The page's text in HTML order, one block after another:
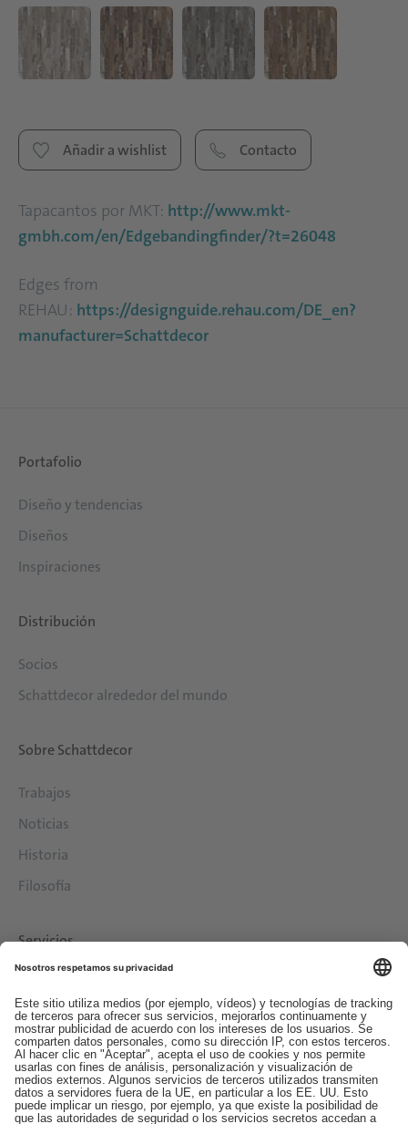
Añadir a wishlist Contacto
Tapacantos por MKT: http://www.mkt-
gmbh.com/en/Edgebandingfinder/?t=26048
Edges from
REHAU: https://designguide.rehau.com/DE_en?
manufacturer=Schattdecor
Portafolio
Diseño y tendencias
Diseños
Inspiraciones
Distribución
Socios
Schattdecor alrededor del mundo
Sobre Schattdecor
Trabajos
Noticias
Historia
Filosofía
Servicios
Contacto
EDI